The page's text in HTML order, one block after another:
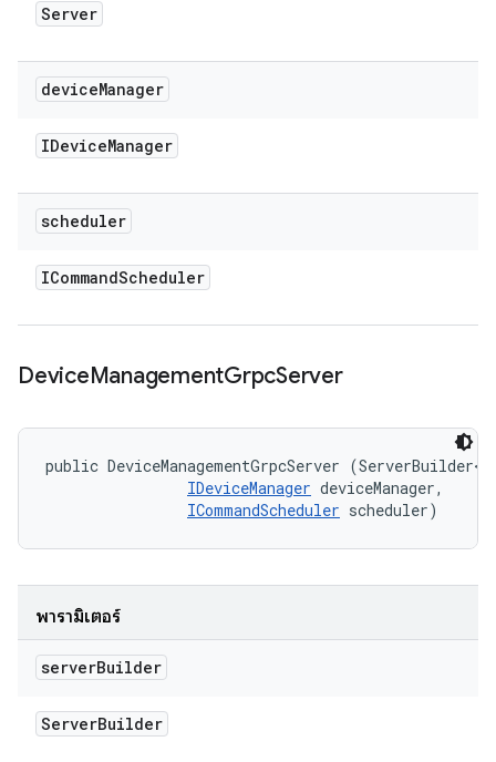
Server
deviceManager
IDeviceManager
scheduler
ICommandScheduler
DeviceManagementGrpcServer
public DeviceManagementGrpcServer
IDeviceManager deviceManager,
ICommandScheduler scheduler)
พารามิเตอร์
serverBuilder
ServerBuilder